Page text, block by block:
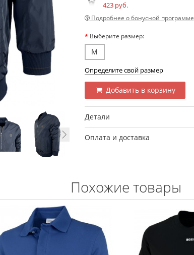
423 руб.
Подробнее о бонусной программе
Выберите размер:
M
Определите свой размер
Добавить в корзину
Детали
Оплата и доставка
Похожие товары